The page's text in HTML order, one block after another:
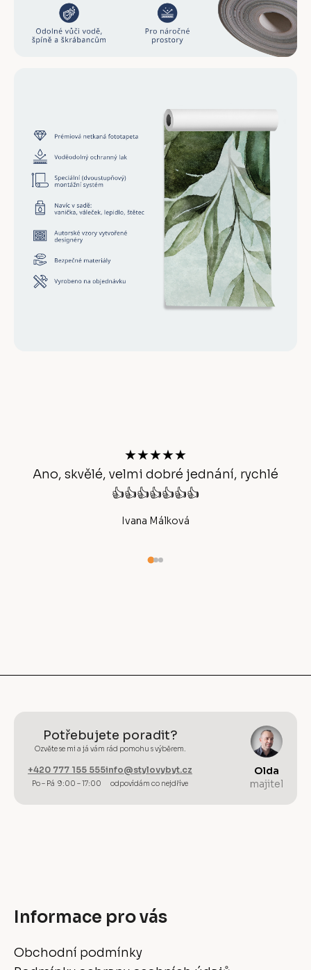
★★★★★
Ano, skvělé, velmi dobré jednání, rychlé
👍👍👍👍👍👍👍
Ivana Málková
Potřebujete poradit?
Ozvěte se mi a já vám rád pomohu s výběrem.
+420 777 155 555
Po – Pá 9:00 – 17:00
info@stylovybyt.cz
odpovídám co nejdříve
Olda
majitel
Informace pro vás
Obchodní podmínky